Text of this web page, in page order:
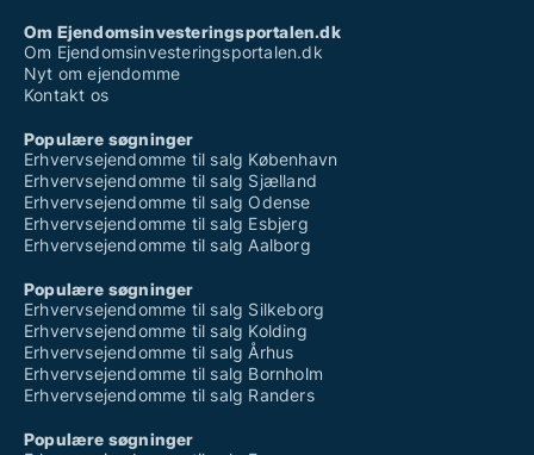
Om Ejendomsinvesteringsportalen.dk
Om Ejendomsinvesteringsportalen.dk
Nyt om ejendomme
Kontakt os
Populære søgninger
Erhvervsejendomme til salg København
Erhvervsejendomme til salg Sjælland
Erhvervsejendomme til salg Odense
Erhvervsejendomme til salg Esbjerg
Erhvervsejendomme til salg Aalborg
Populære søgninger
Erhvervsejendomme til salg Silkeborg
Erhvervsejendomme til salg Kolding
Erhvervsejendomme til salg Århus
Erhvervsejendomme til salg Bornholm
Erhvervsejendomme til salg Randers
Populære søgninger